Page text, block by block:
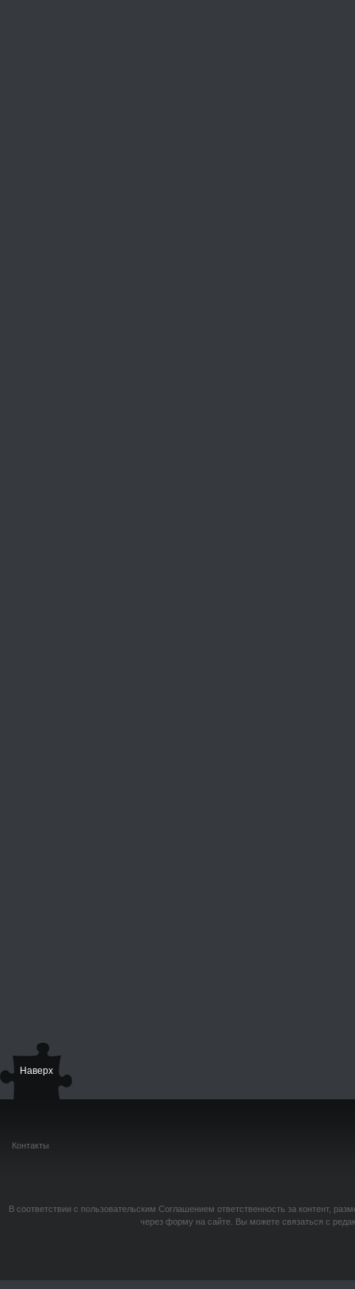
Наверх
Контакты
В соответствии с пользовательским Соглашением ответственность за контент,
через форму на сайте. Вы можете связаться с